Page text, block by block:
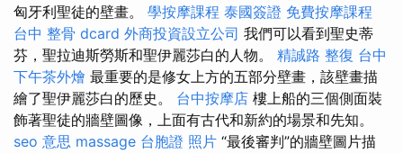
匈牙利聖徒的壁畫。 學按摩課程 泰國簽證 免費按摩課程
台中 整骨 dcard 外商投資設立公司 我們可以看到聖史蒂
芬，聖拉迪斯勞斯和聖伊麗莎白的人物。 精誠路 整復 台中
下午茶外燴 最重要的是修女上方的五部分壁畫，該壁畫描
繪了聖伊麗莎白的歷史。 台中按摩店 樓上船的三個側面裝
飾著聖徒的牆壁圖像，上面有古代和新約的場景和先知。
seo 意思 massage 台胞證 照片 “最後審判”的牆壁圖片描